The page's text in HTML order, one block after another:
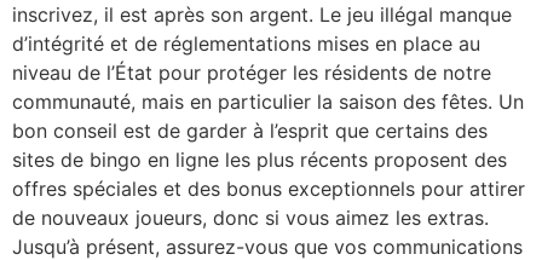
inscrivez, il est après son argent. Le jeu illégal manque
d’intégrité et de réglementations mises en place au
niveau de l’État pour protéger les résidents de notre
communauté, mais en particulier la saison des fêtes. Un
bon conseil est de garder à l’esprit que certains des
sites de bingo en ligne les plus récents proposent des
offres spéciales et des bonus exceptionnels pour attirer
de nouveaux joueurs, donc si vous aimez les extras.
Jusqu’à présent, assurez-vous que vos communications